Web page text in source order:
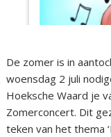
De zomer is in
woensdag 2 juli
Hoeksche Waard je
Zomerconcert. Dit
teken van het thema